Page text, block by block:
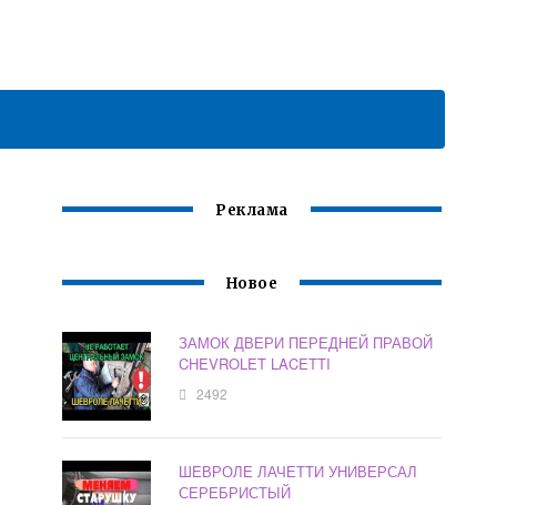
Реклама
Новое
ЗАМОК ДВЕРИ ПЕРЕДНЕЙ ПРАВОЙ
CHEVROLET LACETTI
2492
ШЕВРОЛЕ ЛАЧЕТТИ УНИВЕРСАЛ
СЕРЕБРИСТЫЙ